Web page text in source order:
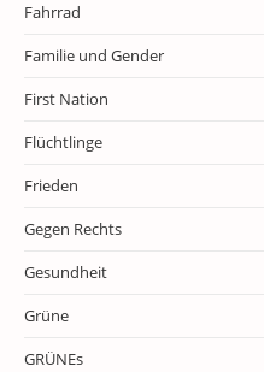
Fahrrad
Familie und Gender
First Nation
Flüchtlinge
Frieden
Gegen Rechts
Gesundheit
Grüne
GRÜNEs